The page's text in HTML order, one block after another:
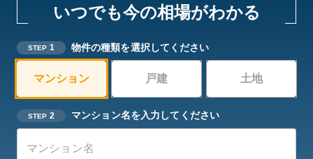
いつでも今の相場がわかる
STEP 1 物件の種類を選択してください
マンション 戸建 土地
STEP 2 マンション名を入力してください